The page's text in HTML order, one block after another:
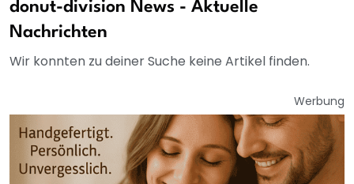
donut-division News - Aktuelle
Nachrichten
Wir konnten zu deiner Suche keine Artikel finden.
Werbung